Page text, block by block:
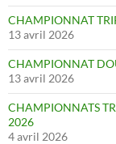
CHAMPIONNAT
13 avril 2026
CHAMPIONNAT
13 avril 2026
CHAMPIONNATS
2026
4 avril 2026